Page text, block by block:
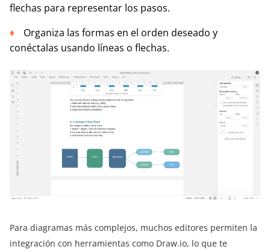
flechas para representar los pasos.
Organiza las formas en el orden deseado y
conéctalas usando líneas o flechas.
Para diagramas más complejos, muchos editores permiten la
integración con herramientas como Draw.io, lo que te